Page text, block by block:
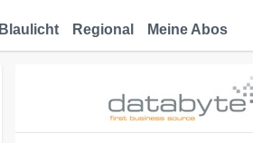
Blaulicht Regional Meine Abos